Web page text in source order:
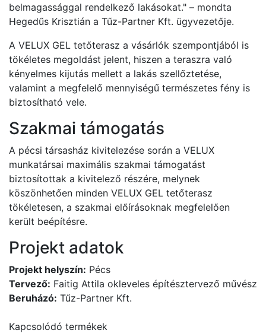
belmagassággal rendelkező lakásokat." – mondta
Hegedűs Krisztián a Tűz-Partner Kft. ügyvezetője.
A VELUX GEL tetőterasz a vásárlók szempontjából is
tökéletes megoldást jelent, hiszen a teraszra való
kényelmes kijutás mellett a lakás szellőztetése,
valamint a megfelelő mennyiségű természetes fény is
biztosítható vele.
Szakmai támogatás
A pécsi társasház kivitelezése során a VELUX
munkatársai maximális szakmai támogatást
biztosítottak a kivitelező részére, melynek
köszönhetően minden VELUX GEL tetőterasz
tökéletesen, a szakmai előírásoknak megfelelően
került beépítésre.
Projekt adatok
Projekt helyszín: Pécs
Tervező: Faitig Attila okleveles építésztervező művész
Beruházó: Tűz-Partner Kft.
Kapcsolódó termékek